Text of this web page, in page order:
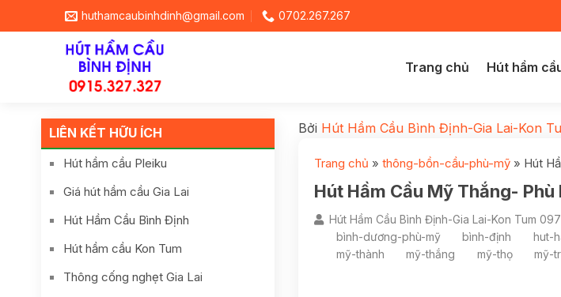
huthamcaubinhdinh@gmail.com 0702.267.267
Trang chủ Hút hầm
LIÊN KẾT HỮU ÍCH
Hút hầm cầu Pleiku
Giá hút hầm cầu Gia Lai
Hút Hầm Cầu Bình Định
Hút hầm cầu Kon Tum
Thông cống nghẹt Gia Lai
Bởi Hút Hầm Cầu Bình Định-Gia Lai-Kon
Trang chủ » thông-bồn-cầu-phù-mỹ » Hút
Hút Hầm Cầu Mỹ Thắng-
Hút Hầm Cầu Bình Định-Gia Lai-Kon Tum
bình-dương-phù-mỹ
bình-định hut-
mỹ-thành
mỹ-thắng mỹ-thọ mỹ-